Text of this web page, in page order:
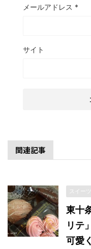
メールアドレス *
サイト
関連記事
スイーツ
東十
リテ
可愛